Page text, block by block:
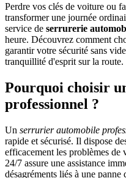
Perdre vos clés de voiture ou
transformer une journée
service de serrurerie
heure. Découvrez comment
garantir votre sécurité sans
tranquillité d'esprit sur la route.
Pourquoi choisir
professionnel ?
Un serrurier automobile
rapide et sécurisé. Il dispose
efficacement les problèmes
24/7 assure une assistance
désagréments liés à une